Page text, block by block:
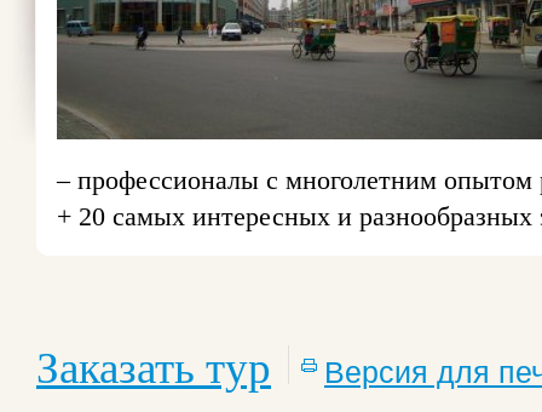
– профессионалы с многолетним опытом
+ 20 самых интересных и разнообразных
Заказать тур Версия для